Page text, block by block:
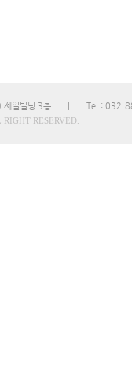
제일빌딩 3층 Tel : 032-
RIGHT RESERVED.